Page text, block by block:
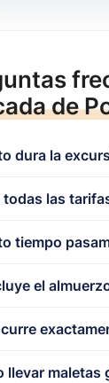
de
dura la
todas las
tiempo
el
llevar maletas